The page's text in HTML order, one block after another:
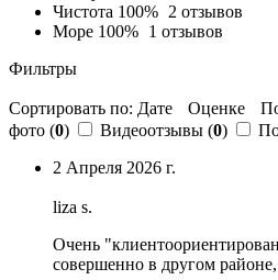
Чистота 100% 2 отзывов
Море 100% 1 отзывов
Фильтры
Сортировать по: Дате Оценке
фото (0) Видеоотзывы (0)
2 Апреля 2026 г.
liza s.
Очень
совершенно в другом